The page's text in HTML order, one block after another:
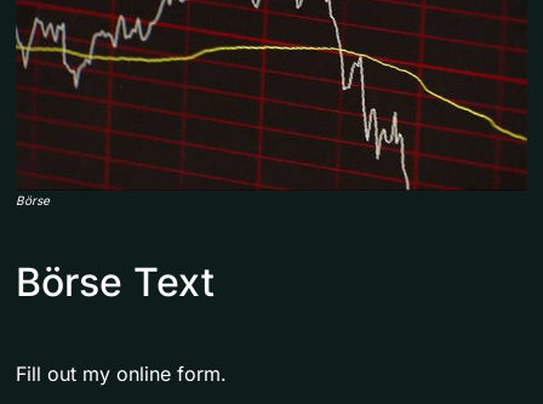
Börse
Börse Text
Fill out my online form.